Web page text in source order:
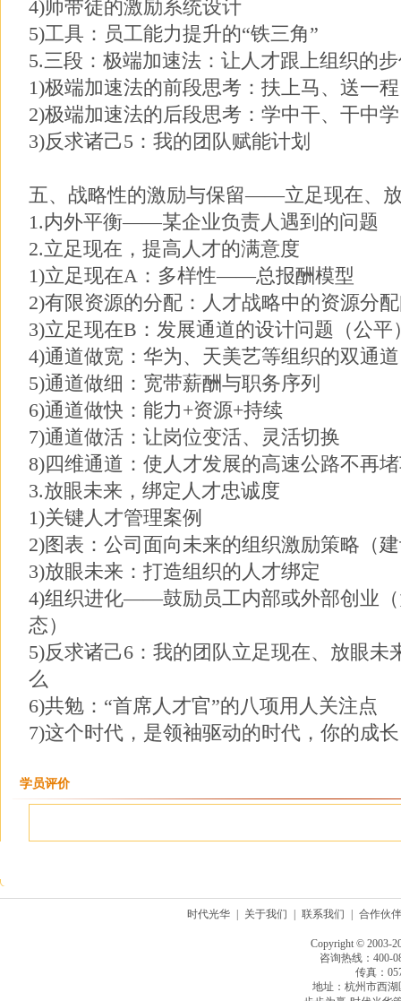
4)师带徒的激励系统设计
5)工具：员工能力提升的“铁三角”
5.三段：极端加速法：让人才跟上组织的
1)极端加速法的前段思考：扶上马、送一程
2)极端加速法的后段思考：学中干、干中学
3)反求诸己5：我的团队赋能计划
五、战略性的激励与保留——立足现在、
1.内外平衡——某企业负责人遇到的问题
2.立足现在，提高人才的满意度
1)立足现在A：多样性——总报酬模型
2)有限资源的分配：人才战略中的资源分
3)立足现在B：发展通道的设计问题（公平
4)通道做宽：华为、天美艺等组织的双通道
5)通道做细：宽带薪酬与职务序列
6)通道做快：能力+资源+持续
7)通道做活：让岗位变活、灵活切换
8)四维通道：使人才发展的高速公路不再
3.放眼未来，绑定人才忠诚度
1)关键人才管理案例
2)图表：公司面向未来的组织激励策略（
3)放眼未来：打造组织的人才绑定
4)组织进化——鼓励员工内部或外部创业
态）
5)反求诸己6：我的团队立足现在、放眼未
么
6)共勉：“首席人才官”的八项用人关注点
7)这个时代，是领袖驱动的时代，你的成
学员评价
时代光华 关于我们 联系我们 合作伙伴
Copyright © 2003-
咨询热线：400-
传真：
地址：杭州市西